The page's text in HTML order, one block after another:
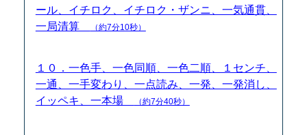
ール、イチロク、イチロク・ザンニ、一気通貫、
一局清算
（約7分10秒）
１０．一色手、一色同順、一色二順、１センチ、
一通、一手変わり、一点読み、一発、一発消し、
イッペキ、一本場
（約7分40秒）